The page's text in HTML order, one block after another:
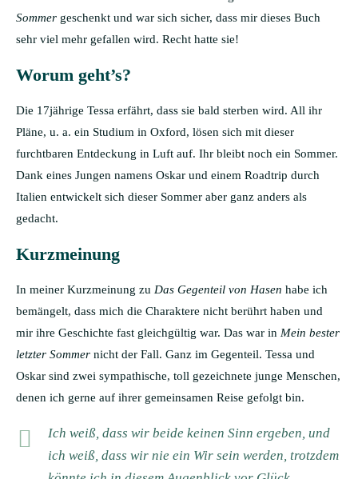
Sommer geschenkt und war sich sicher, dass mir dieses Buch
sehr viel mehr gefallen wird. Recht hatte sie!
Worum geht’s?
Die 17jährige Tessa erfährt, dass sie bald sterben wird. All ihr
Pläne, u. a. ein Studium in Oxford, lösen sich mit dieser
furchtbaren Entdeckung in Luft auf. Ihr bleibt noch ein Sommer.
Dank eines Jungen namens Oskar und einem Roadtrip durch
Italien entwickelt sich dieser Sommer aber ganz anders als
gedacht.
Kurzmeinung
In meiner Kurzmeinung zu Das Gegenteil von Hasen habe ich
bemängelt, dass mich die Charaktere nicht berührt haben und
mir ihre Geschichte fast gleichgültig war. Das war in Mein bester
letzter Sommer nicht der Fall. Ganz im Gegenteil. Tessa und
Oskar sind zwei sympathische, toll gezeichnete junge Menschen,
denen ich gerne auf ihrer gemeinsamen Reise gefolgt bin.
Ich weiß, dass wir beide keinen Sinn ergeben, und
ich weiß, dass wir nie ein Wir sein werden, trotzdem